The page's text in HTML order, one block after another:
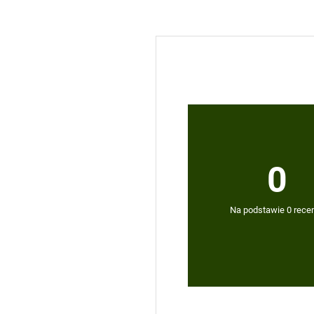
0
Na podstawie 0